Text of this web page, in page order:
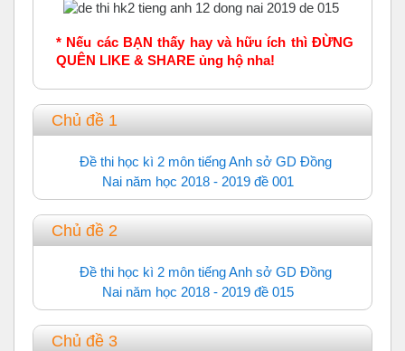
* Nếu các BẠN thấy hay và hữu ích thì ĐỪNG
QUÊN LIKE & SHARE ủng hộ nha!
Chủ đề 1
Đề thi học kì 2 môn tiếng Anh sở GD Đồng
Nai năm học 2018 - 2019 đề 001Trắc nghiệm
Chủ đề 2
Đề thi học kì 2 môn tiếng Anh sở GD Đồng
Nai năm học 2018 - 2019 đề 015Trắc nghiệm
Chủ đề 3